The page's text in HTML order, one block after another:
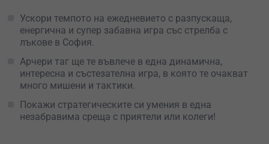
Ускори темпото на ежедневието с разпускаща,
енергична и супер забавна игра със стрелба с
лъкове в София.
Арчери таг ще те въвлече в една динамична,
интересна и състезателна игра, в която те очакват
много мишени и тактики.
Покажи стратегическите си умения в една
незабравима среща с приятели или колеги!